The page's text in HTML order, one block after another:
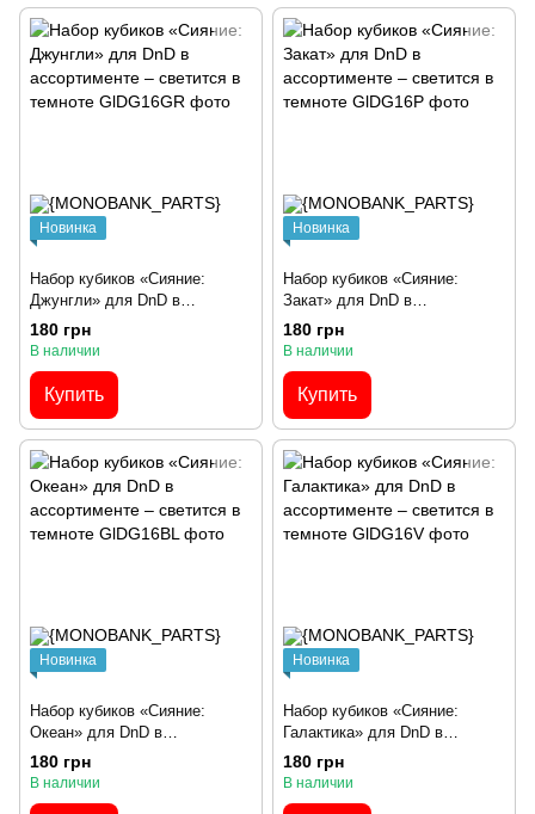
Новинка
Набор кубиков «Сияние:
Джунгли» для DnD в
ассортименте – светится в
темноте
180 грн
В наличии
Купить
Новинка
Набор кубиков «Сияние:
Закат» для DnD в
ассортименте – светится в
темноте
180 грн
В наличии
Купить
Новинка
Набор кубиков «Сияние:
Океан» для DnD в
ассортименте – светится в
темноте
180 грн
В наличии
Новинка
Набор кубиков «Сияние:
Галактика» для DnD в
ассортименте – светится в
темноте
180 грн
В наличии